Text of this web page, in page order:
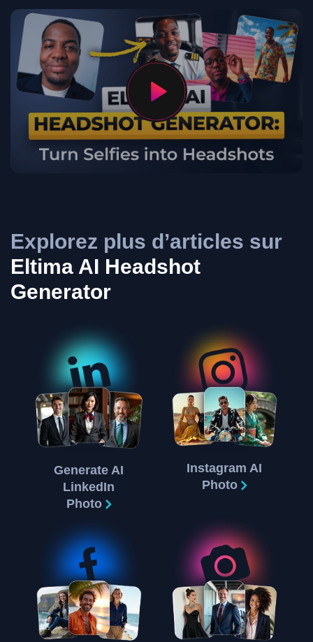
Explorez plus d’articles sur
Eltima AI Headshot
Generator
Generate AI
LinkedIn
Photo
Instagram AI
Photo